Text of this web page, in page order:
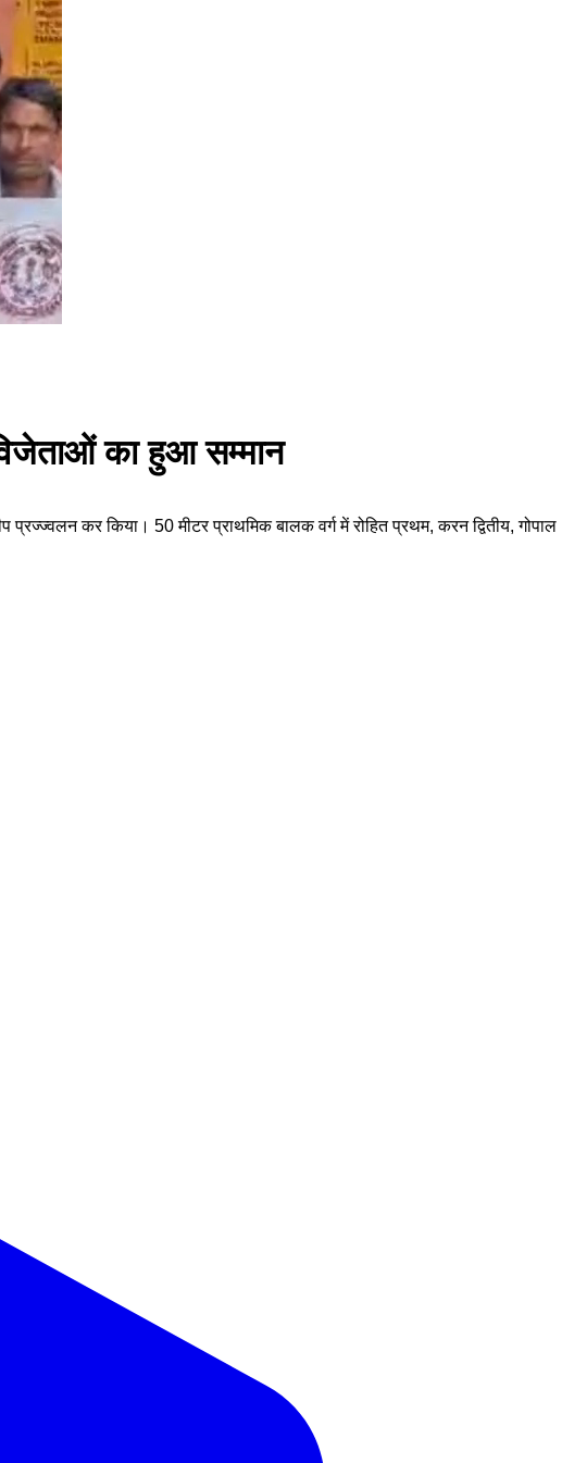
का हुआ सम्मान
प्रज्ज्वलन कर किया। 50 मीटर प्राथमिक बालक वर्ग में रोहित प्रथम, करन द्वितीय, गोपाल